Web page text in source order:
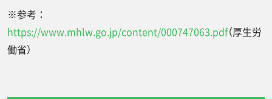
※参考：
https://www.mhlw.go.jp/content/000747063.pdf（厚生労
働省）